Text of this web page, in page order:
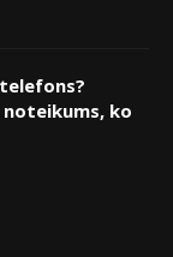
noteikums, ko